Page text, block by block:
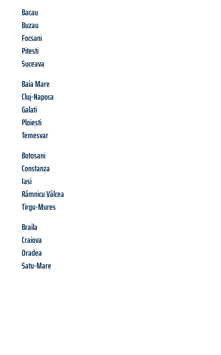
Bacau
Buzau
Focsani
Pitesti
Suceava
Baia Mare
Cluj-Napoca
Galati
Ploiesti
Temesvar
Botosani
Constanza
Iasi
Râmnicu Vâlcea
Tirgu-Mures
Braila
Craiova
Oradea
Satu-Mare